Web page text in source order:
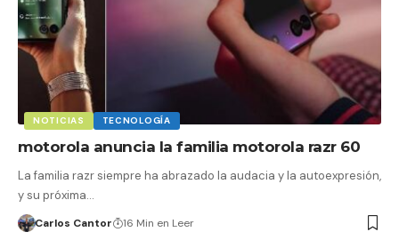
NOTICIAS TECNOLOGÍA
motorola anuncia la familia motorola razr 60
La familia razr siempre ha abrazado la audacia y la autoexpresión,
y su próxima…
Carlos Cantor 16 Min en Leer